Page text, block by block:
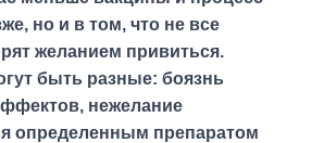
но и в том, что не все
желанием привиться.
быть разные: боязнь
нежелание
определенным препаратом